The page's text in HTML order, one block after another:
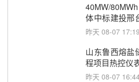
40MW/
体中标建投邢
调频改造EPC
昨天 08-07 17:19
山东鲁西熔盐
程项目热控仪
昨天 08-07